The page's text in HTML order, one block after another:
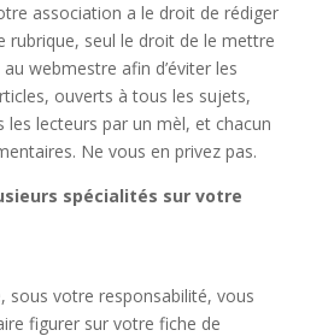
association a le droit de rédiger
rubrique, seul le droit de le mettre
webmestre afin d’éviter les
ouverts à tous les sujets,
les lecteurs par un mèl, et chacun
Ne vous en privez pas.
spécialités sur votre
sous votre responsabilité, vous
figurer sur votre fiche de